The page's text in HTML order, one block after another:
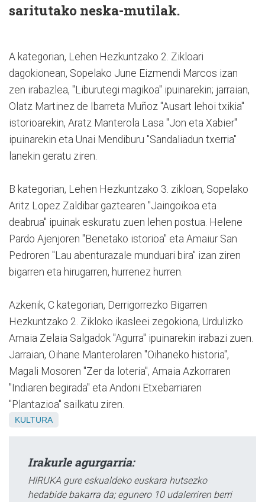
saritutako neska-mutilak.
A kategorian, Lehen Hezkuntzako 2. Zikloari
dagokionean, Sopelako June Eizmendi Marcos izan
zen irabazlea, "Liburutegi magikoa" ipuinarekin; jarraian,
Olatz Martinez de Ibarreta Muñoz "Ausart lehoi txikia"
istorioarekin, Aratz Manterola Lasa "Jon eta Xabier"
ipuinarekin eta Unai Mendiburu "Sandaliadun txerria"
lanekin geratu ziren.
B kategorian, Lehen Hezkuntzako 3. zikloan, Sopelako
Aritz Lopez Zaldibar gaztearen "Jaingoikoa eta
deabrua" ipuinak eskuratu zuen lehen postua. Helene
Pardo Ajenjoren "Benetako istorioa" eta Amaiur San
Pedroren "Lau abenturazale munduari bira" izan ziren
bigarren eta hirugarren, hurrenez hurren.
Azkenik, C kategorian, Derrigorrezko Bigarren
Hezkuntzako 2. Zikloko ikasleei zegokiona, Urdulizko
Amaia Zelaia Salgadok "Agurra" ipuinarekin irabazi zuen.
Jarraian, Oihane Manterolaren "Oihaneko historia",
Magali Mosoren "Zer da loteria", Amaia Azkorraren
"Indiaren begirada" eta Andoni Etxebarriaren
"Plantazioa" sailkatu ziren.
KULTURA
Irakurle agurgarria:
HIRUKA gure eskualdeko euskara hutsezko
hedabide bakarra da; egunero 10 udalerriren berri